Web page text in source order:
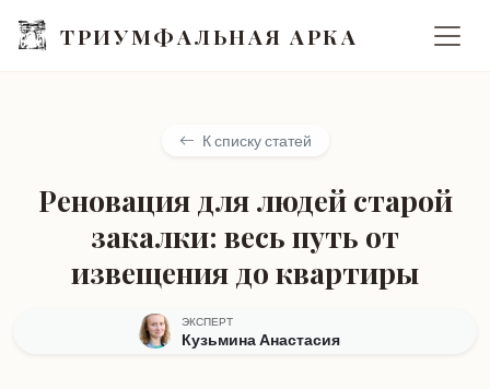
ТРИУМФАЛЬНАЯ АРКА
К списку статей
Реновация для людей старой
закалки: весь путь от
извещения до квартиры
ЭКСПЕРТ
Кузьмина Анастасия